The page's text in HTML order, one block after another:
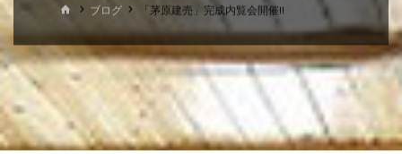
ホ
ム
ブログ 「茅原建売」完成内覧会開催!!